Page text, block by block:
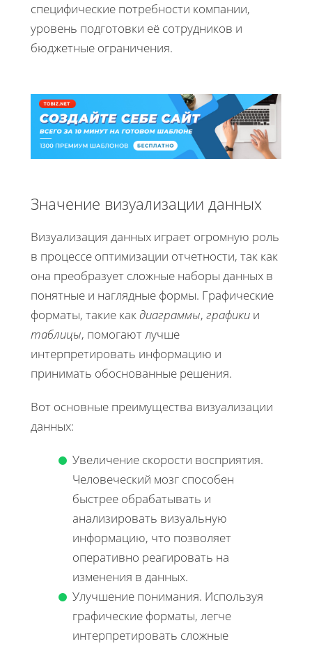
специфические потребности компании,
уровень подготовки её сотрудников и
бюджетные ограничения.
Значение визуализации данных
Визуализация данных играет огромную роль
в процессе оптимизации отчетности, так как
она преобразует сложные наборы данных в
понятные и наглядные формы. Графические
форматы, такие какдиаграммы, графики и
таблицы, помогают лучше
интерпретировать информацию и
принимать обоснованные решения.
Вот основные преимущества визуализации
данных:
Увеличение скорости восприятия.
Человеческий мозг способен
быстрее обрабатывать и
анализировать визуальную
информацию, что позволяет
оперативно реагировать на
изменения в данных.
Улучшение понимания. Используя
графические форматы, легче
интерпретировать сложные